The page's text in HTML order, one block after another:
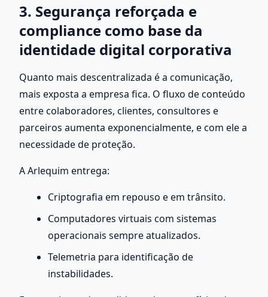
3. Segurança reforçada e
compliance como base da
identidade digital corporativa
Quanto mais descentralizada é a comunicação,
mais exposta a empresa fica. O fluxo de conteúdo
entre colaboradores, clientes, consultores e
parceiros aumenta exponencialmente, e com ele a
necessidade de proteção.
A Arlequim entrega:
Criptografia em repouso e em trânsito.
Computadores virtuais com sistemas
operacionais sempre atualizados.
Telemetria para identificação de
instabilidades.